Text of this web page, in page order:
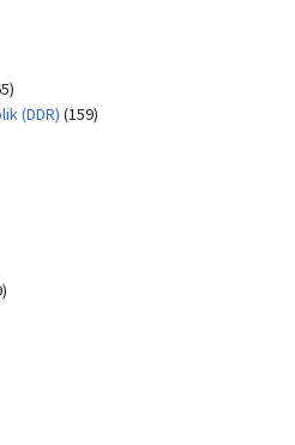
(DDR) (159)